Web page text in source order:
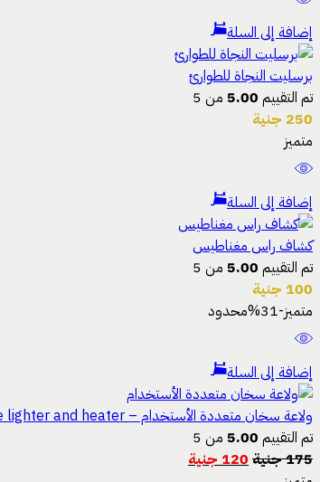
إضافة إلى السلة
برسليت النجاة للطوارئ
تم التقييم 5.00 من 5
250 جنية
متميز
إضافة إلى السلة
كشاف راس مغناطيس
تم التقييم 5.00 من 5
100 جنية
متميز-31% محدود
إضافة إلى السلة
ولاعة سخان متعددة الأستخدام – Multi-purpose lighter and heater
تم التقييم 5.00 من 5
175جنية120جنية